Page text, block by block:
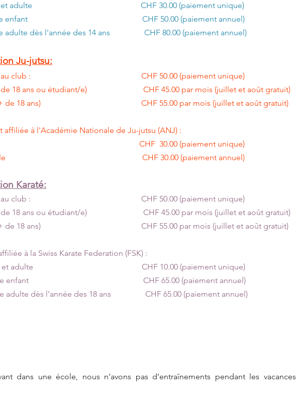
enfant et adulte CHF 30.00 (paiement unique)
enfant CHF 50.00 (paiement annuel)
adulte dès l'année des 14 ans CHF 80.00 (paiement annuel)
Ju-jutsu:
au club : CHF 50.00 (paiement unique)
(- de 18 ans ou étudiant/e) CHF 45.00 par mois (juillet et août gratuit)
(+ de 18 ans) CHF 55.00 par mois (juillet et août gratuit)
affiliée à l'Académie Nationale de Ju-jutsu (ANJ) :
CHF 30.00 (paiement unique)
annuelle CHF 30.00 (paiement annuel)
Karaté:
au club : CHF 50.00 (paiement unique)
(- de 18 ans ou étudiant/e) CHF 45.00 par mois (juillet et août gratuit)
(+ de 18 ans) CHF 55.00 par mois (juillet et août gratuit)
à la Swiss Karate Federation (FSK) :
enfant et adulte CHF 10.00 (paiement unique)
enfant CHF 65.00 (paiement annuel)
adulte dès l'année des 18 ans CHF 65.00 (paiement annuel)
dans une école, nous n’avons pas d’entraînements pendant les vacances